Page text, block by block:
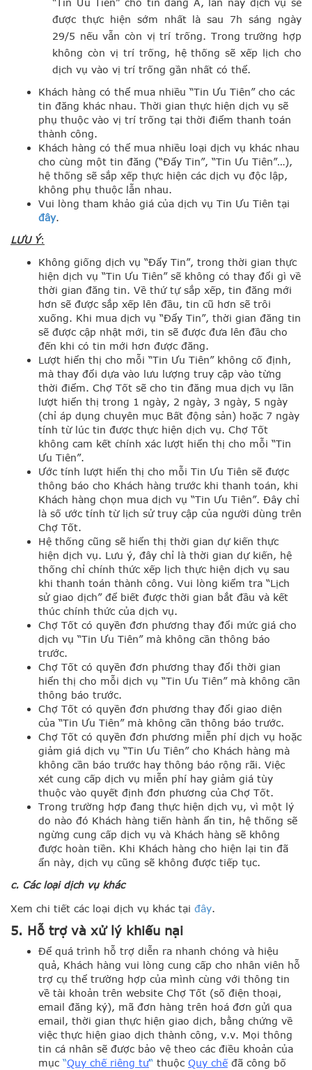
“Tin Ưu Tiên” cho tin đăng A, lần này dịch vụ sẽ
được thực hiện sớm nhất là sau 7h sáng ngày
29/5 nếu vẫn còn vị trí trống. Trong trường hợp
không còn vị trí trống, hệ thống sẽ xếp lịch cho
dịch vụ vào vị trí trống gần nhất có thể.
Khách hàng có thể mua nhiều “Tin Ưu Tiên” cho các
tin đăng khác nhau. Thời gian thực hiện dịch vụ sẽ
phụ thuộc vào vị trí trống tại thời điểm thanh toán
thành công.
Khách hàng có thể mua nhiều loại dịch vụ khác nhau
cho cùng một tin đăng (“Đẩy Tin”, “Tin Ưu Tiên”…),
hệ thống sẽ sắp xếp thực hiện các dịch vụ độc lập,
không phụ thuộc lẫn nhau.
Vui lòng tham khảo giá của dịch vụ Tin Ưu Tiên tại
đây.
LƯU Ý:
Không giống dịch vụ “Đẩy Tin”, trong thời gian thực
hiện dịch vụ “Tin Ưu Tiên” sẽ không có thay đổi gì về
thời gian đăng tin. Về thứ tự sắp xếp, tin đăng mới
hơn sẽ được sắp xếp lên đầu, tin cũ hơn sẽ trôi
xuống. Khi mua dịch vụ “Đẩy Tin”, thời gian đăng tin
sẽ được cập nhật mới, tin sẽ được đưa lên đầu cho
đến khi có tin mới hơn được đăng.
Lượt hiển thị cho mỗi “Tin Ưu Tiên” không cố định,
mà thay đổi dựa vào lưu lượng truy cập vào từng
thời điểm. Chợ Tốt sẽ cho tin đăng mua dịch vụ lần
lượt hiển thị trong 1 ngày, 2 ngày, 3 ngày, 5 ngày
(chỉ áp dụng chuyên mục Bất động sản) hoặc 7 ngày
tính từ lúc tin được thực hiện dịch vụ. Chợ Tốt
không cam kết chính xác lượt hiển thị cho mỗi “Tin
Ưu Tiên”.
Ước tính lượt hiển thị cho mỗi Tin Ưu Tiên sẽ được
thông báo cho Khách hàng trước khi thanh toán, khi
Khách hàng chọn mua dịch vụ “Tin Ưu Tiên”. Đây chỉ
là số ước tính từ lịch sử truy cập của người dùng trên
Chợ Tốt.
Hệ thống cũng sẽ hiển thị thời gian dự kiến thực
hiện dịch vụ. Lưu ý, đây chỉ là thời gian dự kiến, hệ
thống chỉ chính thức xếp lịch thực hiện dịch vụ sau
khi thanh toán thành công. Vui lòng kiểm tra “Lịch
sử giao dịch” để biết được thời gian bắt đầu và kết
thúc chính thức của dịch vụ.
Chợ Tốt có quyền đơn phương thay đổi mức giá cho
dịch vụ “Tin Ưu Tiên” mà không cần thông báo
trước.
Chợ Tốt có quyền đơn phương thay đổi thời gian
hiển thị cho mỗi dịch vụ “Tin Ưu Tiên” mà không cần
thông báo trước.
Chợ Tốt có quyền đơn phương thay đổi giao diện
của “Tin Ưu Tiên” mà không cần thông báo trước.
Chợ Tốt có quyền đơn phương miễn phí dịch vụ hoặc
giảm giá dịch vụ “Tin Ưu Tiên” cho Khách hàng mà
không cần báo trước hay thông báo rộng rãi. Việc
xét cung cấp dịch vụ miễn phí hay giảm giá tùy
thuộc vào quyết định đơn phương của Chợ Tốt.
Trong trường hợp đang thực hiện dịch vụ, vì một lý
do nào đó Khách hàng tiến hành ẩn tin, hệ thống sẽ
ngừng cung cấp dịch vụ và Khách hàng sẽ không
được hoàn tiền. Khi Khách hàng cho hiện lại tin đã
ẩn này, dịch vụ cũng sẽ không được tiếp tục.
c. Các loại dịch vụ khác
Xem chi tiết các loại dịch vụ khác tại đây.
5. Hỗ trợ và xử lý khiếu nại
Để quá trình hỗ trợ diễn ra nhanh chóng và hiệu
quả, Khách hàng vui lòng cung cấp cho nhân viên hỗ
trợ cụ thể trường hợp của mình cùng với thông tin
về tài khoản trên website Chợ Tốt (số điện thoại,
email đăng ký), mã đơn hàng trên hoá đơn gửi qua
email, thời gian thực hiện giao dịch, bằng chứng về
việc thực hiện giao dịch thành công, v.v. Mọi thông
tin cá nhân sẽ được bảo vệ theo các điều khoản của
mục “Quy chế riêng tư“ thuộc Quy chế đã công bố